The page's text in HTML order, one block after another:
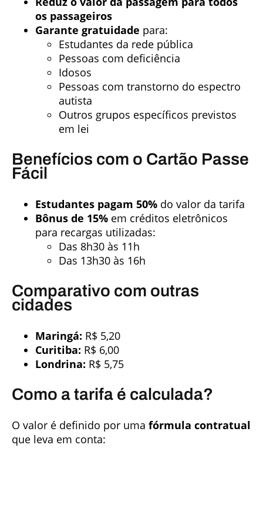
os passageiros
Garante gratuidade para:
Estudantes da rede pública
Pessoas com deficiência
Idosos
Pessoas com transtorno do espectro
autista
Outros grupos específicos previstos
em lei
Benefícios com o Cartão Passe
Fácil
Estudantes pagam 50% do valor da tarifa
Bônus de 15% em créditos eletrônicos
para recargas utilizadas:
Das 8h30 às 11h
Das 13h30 às 16h
Comparativo com outras
cidades
Maringá: R$ 5,20
Curitiba: R$ 6,00
Londrina: R$ 5,75
Como a tarifa é calculada?
O valor é definido por uma fórmula contratual
que leva em conta: